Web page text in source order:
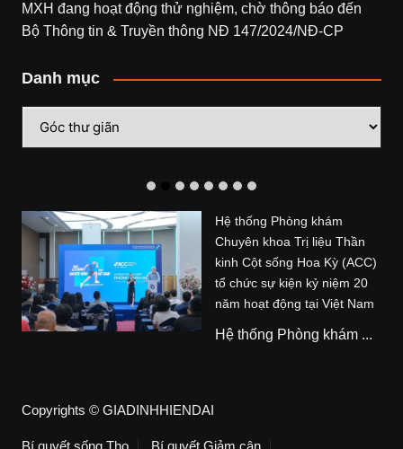
MXH đang hoạt động thử nghiệm, chờ thông báo đến
Bộ Thông tin & Truyền thông NĐ 147/2024/NĐ-CP
Danh mục
mục
Hệ thống Phòng khám
Chuyên khoa Trị liệu Thần
kinh Cột sống Hoa Kỳ (ACC)
tổ chức sự kiện kỷ niệm 20
năm hoạt động tại Việt Nam
Hệ thống Phòng khám ...
Copyrights © GIADINHHIENDAI